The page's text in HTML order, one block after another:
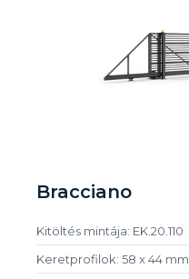
Bracciano
Kitöltés mintája: EK.20.110
Keretprofilok: 58 x 44 mm